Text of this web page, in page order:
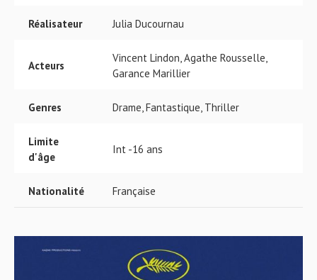
Réalisateur Julia Ducournau
Acteurs
Vincent Lindon, Agathe Rousselle,
Garance Marillier
Genres Drame, Fantastique, Thriller
Limite
d'âge
Int -16 ans
Nationalité Française